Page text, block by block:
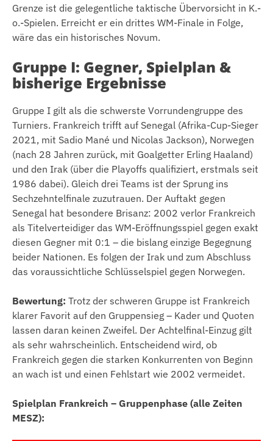
Grenze ist die gelegentliche taktische Übervorsicht in K.-
o.-Spielen. Erreicht er ein drittes WM-Finale in Folge,
wäre das ein historisches Novum.
Gruppe I: Gegner, Spielplan &
bisherige Ergebnisse
Gruppe I gilt als die schwerste Vorrundengruppe des
Turniers. Frankreich trifft auf Senegal (Afrika-Cup-Sieger
2021, mit Sadio Mané und Nicolas Jackson), Norwegen
(nach 28 Jahren zurück, mit Goalgetter Erling Haaland)
und den Irak (über die Playoffs qualifiziert, erstmals seit
1986 dabei). Gleich drei Teams ist der Sprung ins
Sechzehntelfinale zuzutrauen. Der Auftakt gegen
Senegal hat besondere Brisanz: 2002 verlor Frankreich
als Titelverteidiger das WM-Eröffnungsspiel gegen exakt
diesen Gegner mit 0:1 – die bislang einzige Begegnung
beider Nationen. Es folgen der Irak und zum Abschluss
das voraussichtliche Schlüsselspiel gegen Norwegen.
Bewertung: Trotz der schweren Gruppe ist Frankreich
klarer Favorit auf den Gruppensieg – Kader und Quoten
lassen daran keinen Zweifel. Der Achtelfinal-Einzug gilt
als sehr wahrscheinlich. Entscheidend wird, ob
Frankreich gegen die starken Konkurrenten von Beginn
an wach ist und einen Fehlstart wie 2002 vermeidet.
Spielplan Frankreich – Gruppenphase (alle Zeiten
MESZ):